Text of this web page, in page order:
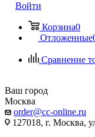
Войти
Корзина0
Отложенные
Сравнение
Ваш город
Москва
order@cc-online.ru
127018, г. Москва,